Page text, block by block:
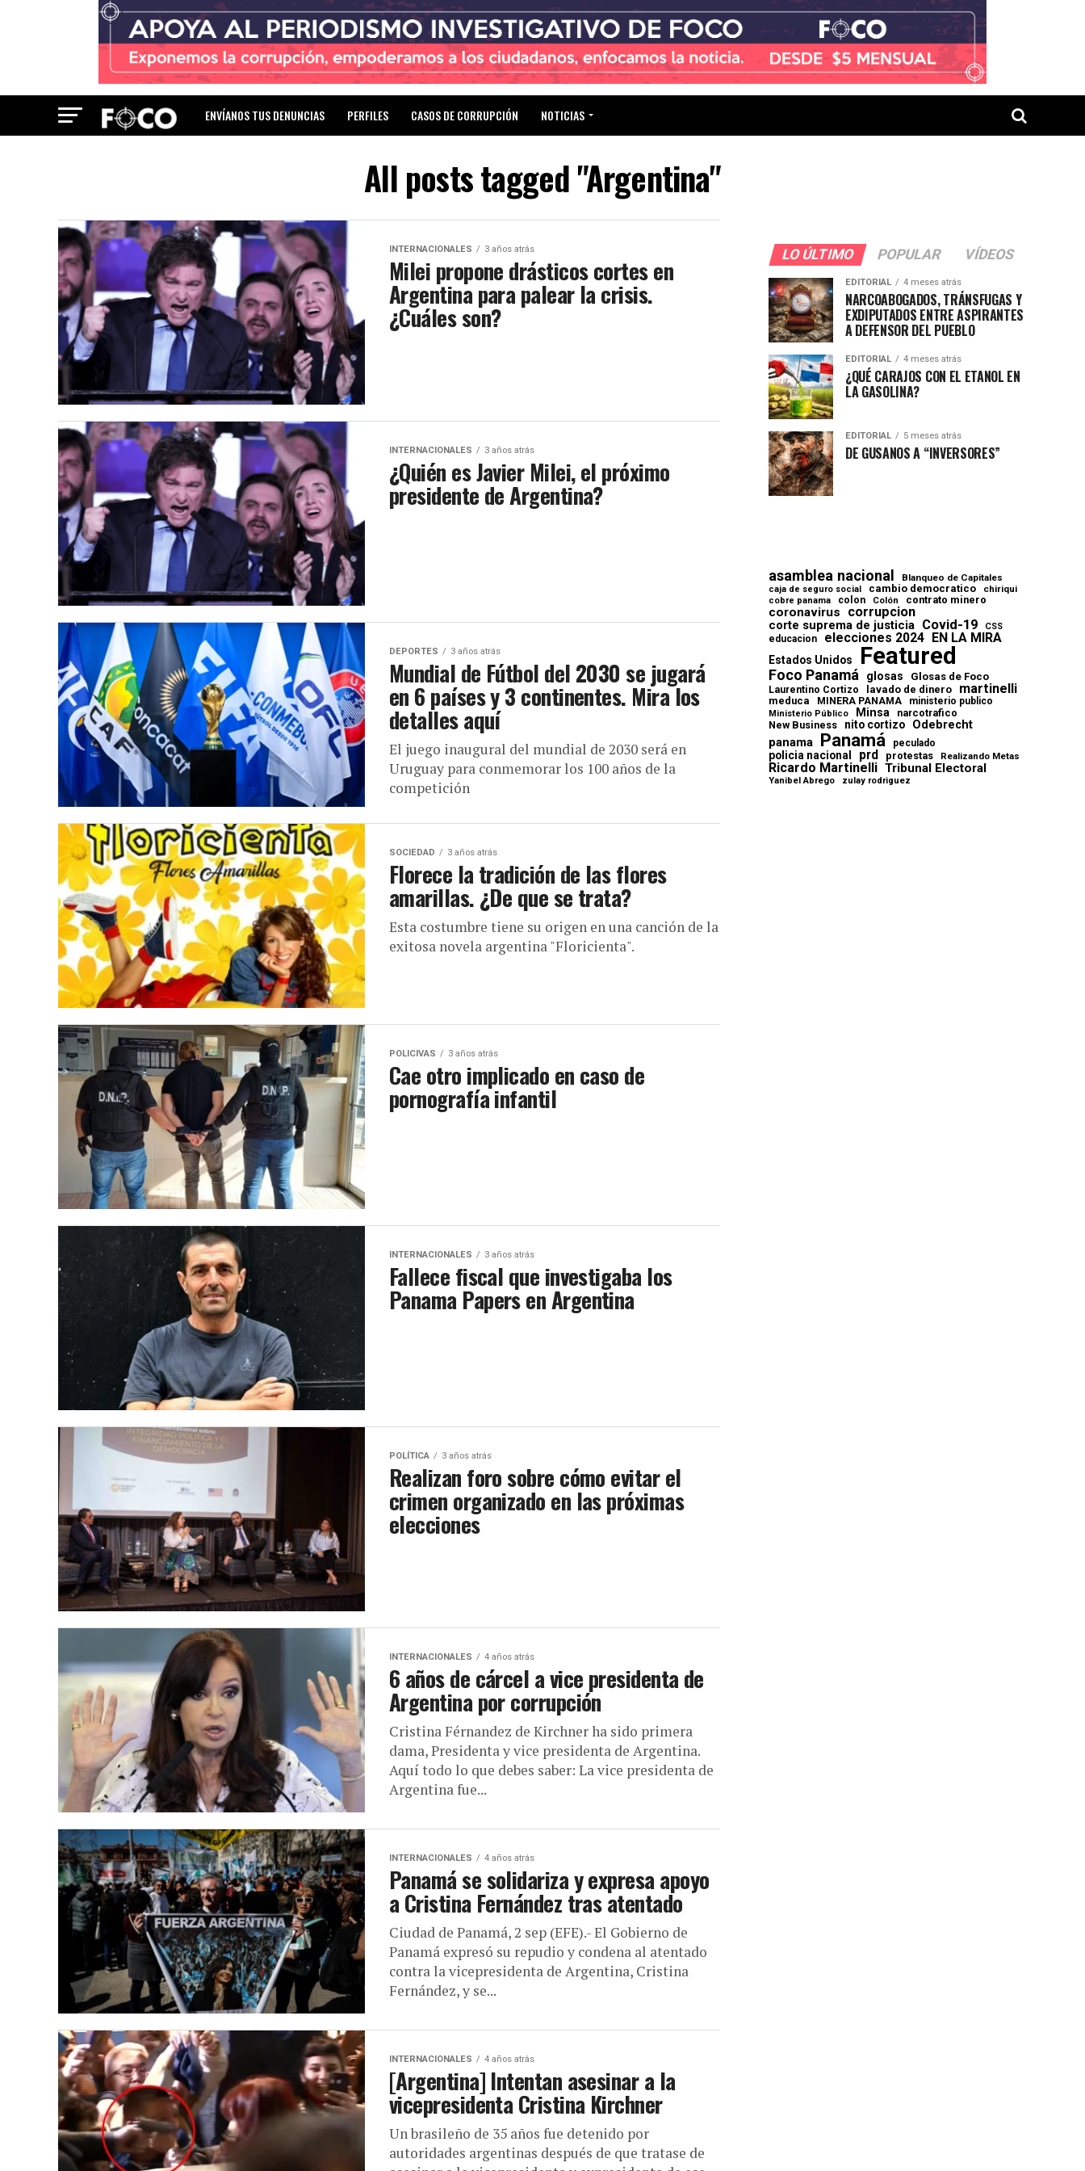
ENVÍANOS TUS DENUNCIAS PERFILES CASOS DE CORRUPCIÓN NOTICIAS
All posts tagged "Argentina"
INTERNACIONALES 3 años atrás
Milei propone drásticos cortes en
Argentina para palear la crisis.
¿Cuáles son?
INTERNACIONALES 3 años atrás
¿Quién es Javier Milei, el próximo
presidente de Argentina?
DEPORTES 3 años atrás
Mundial de Fútbol del 2030 se jugará
en 6 países y 3 continentes. Mira los
detalles aquí
El juego inaugural del mundial de 2030 será en
Uruguay para conmemorar los 100 años de la
competición
SOCIEDAD 3 años atrás
Florece la tradición de las flores
amarillas. ¿De que se trata?
Esta costumbre tiene su origen en una canción de la
exitosa novela argentina "Floricienta".
POLICIVAS 3 años atrás
Cae otro implicado en caso de
pornografía infantil
INTERNACIONALES 3 años atrás
Fallece fiscal que investigaba los
Panama Papers en Argentina
POLÍTICA 3 años atrás
Realizan foro sobre cómo evitar el
crimen organizado en las próximas
elecciones
INTERNACIONALES 4 años atrás
6 años de cárcel a vice presidenta de
Argentina por corrupción
Cristina Férnandez de Kirchner ha sido primera
dama, Presidenta y vice presidenta de Argentina.
Aquí todo lo que debes saber: La vice presidenta de
Argentina fue...
INTERNACIONALES 4 años atrás
Panamá se solidariza y expresa apoyo
a Cristina Fernández tras atentado
Ciudad de Panamá, 2 sep (EFE).- El Gobierno de
Panamá expresó su repudio y condena al atentado
contra la vicepresidenta de Argentina, Cristina
Fernández, y se...
INTERNACIONALES 4 años atrás
[Argentina] Intentan asesinar a la
vicepresidenta Cristina Kirchner
Un brasileño de 35 años fue detenido por
autoridades argentinas después de que tratase de
LO ÚLTIMO POPULAR VÍDEOS
EDITORIAL 4 meses atrás
NARCOABOGADOS, TRÁNSFUGAS Y
EXDIPUTADOS ENTRE ASPIRANTES
A DEFENSOR DEL PUEBLO
EDITORIAL 4 meses atrás
¿QUÉ CARAJOS CON EL ETANOL EN
LA GASOLINA?
EDITORIAL 5 meses atrás
DE GUSANOS A “INVERSORES”
asamblea nacional Blanqueo de Capitales
caja de seguro social cambio democratico chiriqui
cobre panama colon Colón contrato minero
coronavirus corrupcion
corte suprema de justicia Covid-19 CSS
educacion elecciones 2024 EN LA MIRA
Estados Unidos Featured
Foco Panamá glosas Glosas de Foco
Laurentino Cortizo lavado de dinero martinelli
meduca MINERA PANAMA ministerio publico
Ministerio Público Minsa
narcotrafico
New Business
nito cortizo
Odebrecht
panama Panamá peculado
policia nacional prd protestas Realizando Metas
Ricardo Martinelli Tribunal Electoral
Yanibel Abrego zulay rodriguez